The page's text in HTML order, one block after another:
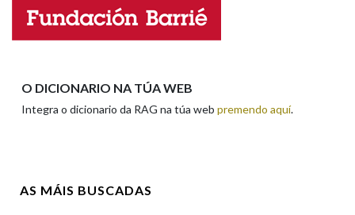
Marcas gramaticais
Nome
O DICIONARIO NA TÚA WEB
Integra o dicionario da RAG na túa web premendo aquí.
AS MÁIS BUSCADAS